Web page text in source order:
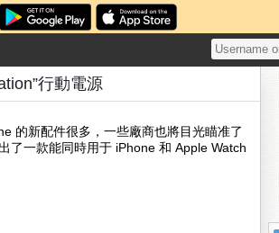
行動電源
的新配件很多，一些廠商也將目光瞄准了
了一款能同時用于 iPhone 和 Apple Watch